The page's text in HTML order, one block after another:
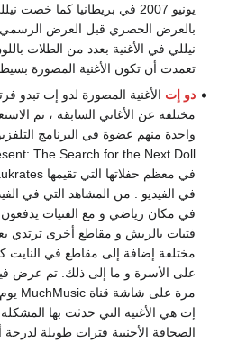
يونيو 2007 في بريطانيا كما
بالعرض الحصري قبل العرض الرسمي
نيللي في الأغنية بعدد من الطلات
تعمدت أن تكون الأغنية المصورة
دو إت الأغنية المصورة لدو إت تبدو
مختلفة عن الأغاني السابقة ، تم
في الفيديو . من المشاهد التي في
في مكان رياضي و مع الفتيات
فتيات بالريش و مقاطع أخرى ترتدي
مختلفة إضافة إلى مقاطع في
على الأسرة و ما إلى ذلك. تم عرض
مرة على شاشة قناة MuchMusic يوم
إت هي الأغنية التي حدثت بها المشكلة
الصحافة الأجنبية فترات طويلة